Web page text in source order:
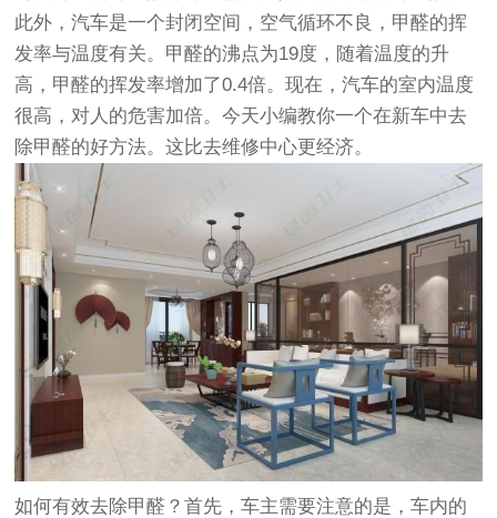
此外，汽车是一个封闭空间，空气循环不良，甲醛的挥
发率与温度有关。甲醛的沸点为19度，随着温度的升
高，甲醛的挥发率增加了0.4倍。现在，汽车的室内温度
很高，对人的危害加倍。今天小编教你一个在新车中去
除甲醛的好方法。这比去维修中心更经济。
如何有效去除甲醛？首先，车主需要注意的是，车内的